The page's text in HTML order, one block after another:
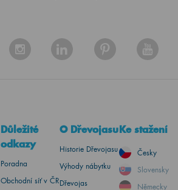
Důležité
odkazy
Poradna
Obchodní síť v ČR
O Dřevojasu
Historie Dřevojasu
Výhody nábytku
Dřevojas
Ke stažení
Česky
Slovensky
Německy